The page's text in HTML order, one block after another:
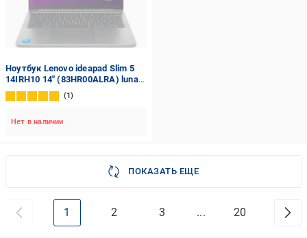
Ноутбук Lenovo ideapad Slim 5
14IRH10 14" (83HR00ALRA) luna
grey
1
Нет в наличии
ПОКАЗАТЬ ЕЩЕ
1 2 3 ... 20